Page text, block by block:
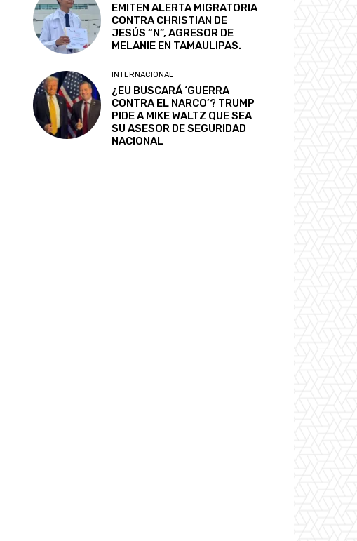
EMITEN ALERTA MIGRATORIA
CONTRA CHRISTIAN DE
JESÚS “N”, AGRESOR DE
MELANIE EN TAMAULIPAS.
INTERNACIONAL
¿EU BUSCARÁ ‘GUERRA
CONTRA EL NARCO’? TRUMP
PIDE A MIKE WALTZ QUE SEA
SU ASESOR DE SEGURIDAD
NACIONAL